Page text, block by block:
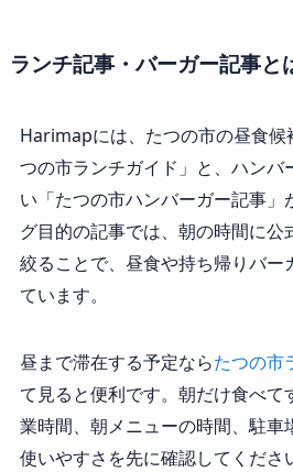
ランチ記事・バーガー記事と
Harimapには、たつの市の昼食候
つの市ランチガイド」と、ハンバ
い「たつの市ハンバーガー記事」
グ目的の記事では、朝の時間に公
絞ることで、昼食や持ち帰りバー
ています。
昼まで滞在する予定ならたつの市
て見ると便利です。朝だけ食べて
業時間、朝メニューの時間、駐車
使いやすさを先に確認してくださ